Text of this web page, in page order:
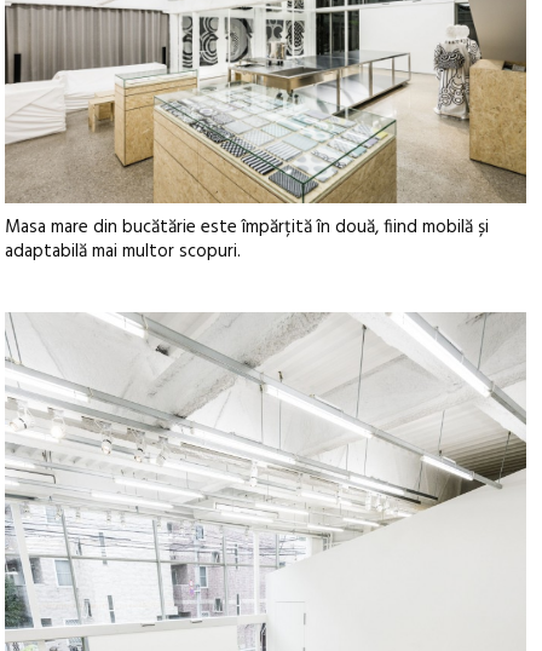
Masa mare din bucătărie este împărțită în două, fiind mobilă și
adaptabilă mai multor scopuri.